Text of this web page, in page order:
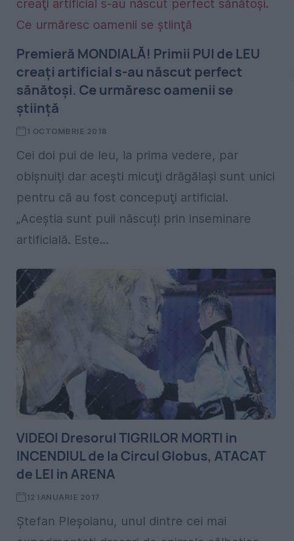
Premieră MONDIALĂ! Primii PUI de LEU
creaţi artificial s-au născut perfect
sănătoşi. Ce urmăresc oamenii se
ştiinţă
1 OCTOMBRIE 2018
Cei doi pui de leu, la prima vedere, par
obişnuiţi dar aceşti micuţi drăgălaşi sunt unici
pentru că au fost concepuţi artificial.
„Aceştia sunt puii născuți prin inseminare
artificială. Este...
VIDEO| Dresorul TIGRILOR MORTI in
INCENDIUL de la Circul Globus, ATACAT
de LEI in ARENA
12 IANUARIE 2017
Ştefan Pleşoianu, unul dintre cei mai